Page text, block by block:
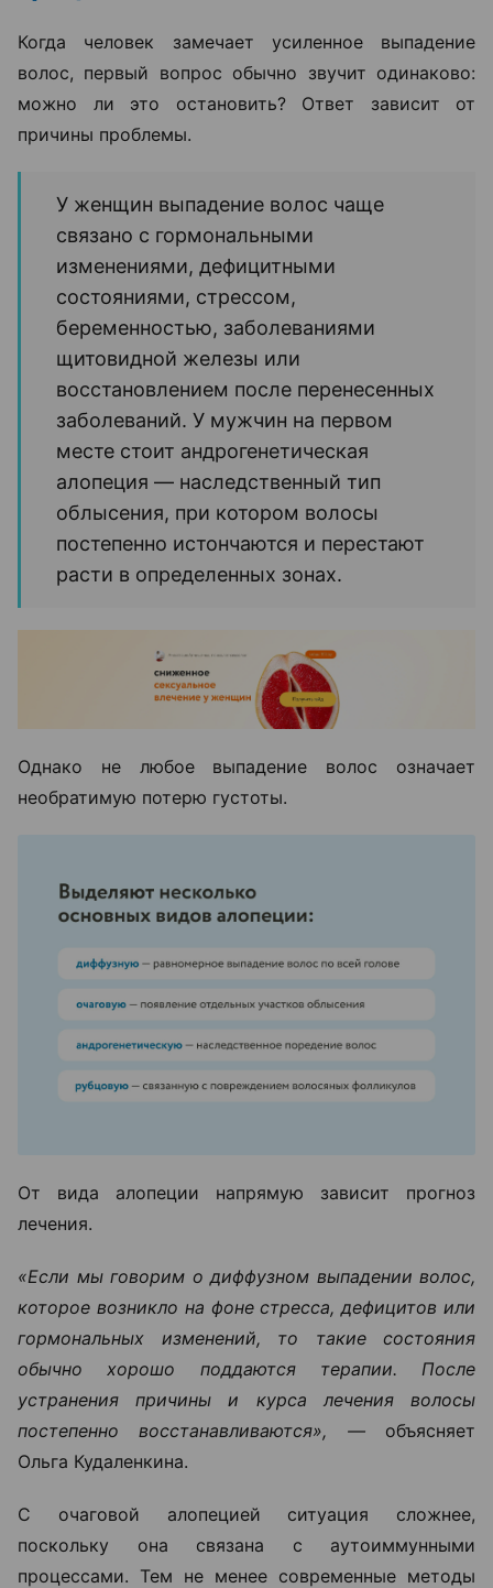
Когда человек замечает усиленное выпадение
волос, первый вопрос обычно звучит одинаково:
можно ли это остановить? Ответ зависит от
причины проблемы.
У женщин выпадение волос чаще
связано с гормональными
изменениями, дефицитными
состояниями, стрессом,
беременностью, заболеваниями
щитовидной железы или
восстановлением после перенесенных
заболеваний. У мужчин на первом
месте стоит андрогенетическая
алопеция — наследственный тип
облысения, при котором волосы
постепенно истончаются и перестают
расти в определенных зонах.
Однако не любое выпадение волос означает
необратимую потерю густоты.
От вида алопеции напрямую зависит прогноз
лечения.
«Если мы говорим о диффузном выпадении волос,
которое возникло на фоне стресса, дефицитов или
гормональных изменений, то такие состояния
обычно хорошо поддаются терапии. После
устранения причины и курса лечения волосы
постепенно восстанавливаются», —объясняет
Ольга Кудаленкина.
С очаговой алопецией ситуация сложнее,
поскольку она связана с аутоиммунными
процессами. Тем не менее современные методы